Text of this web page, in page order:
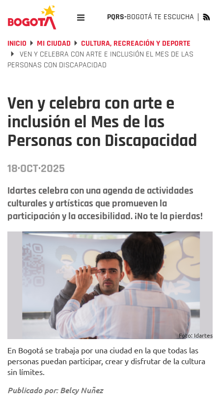
PQRS-BOGOTÁ TE ESCUCHA
INICIO MI CIUDAD
CULTURA, RECREACIÓN Y DEPORTE
VEN Y CELEBRA CON ARTE E INCLUSIÓN EL MES DE LAS
PERSONAS CON DISCAPACIDAD
Ven y celebra con arte e
inclusión el Mes de las
Personas con Discapacidad
18·OCT·2025
Idartes celebra con una agenda de actividades
culturales y artísticas que promueven la
participación y la accesibilidad. ¡No te la pierdas!
Foto: Idartes
En Bogotá se trabaja por una ciudad en la que todas las
personas puedan participar, crear y disfrutar de la cultura
sin límites.
Publicado por: Belcy Nuñez